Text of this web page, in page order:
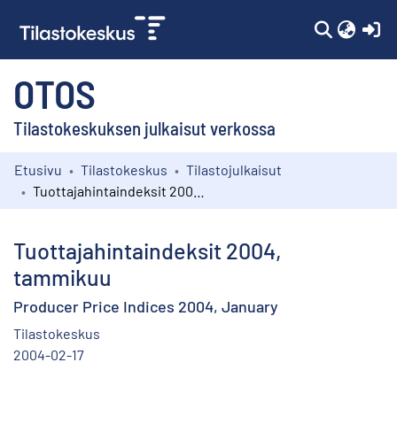
OTOS
Tilastokeskuksen julkaisut verkossa
Kokoelmat
Etusivu Tilastokeskus
Tilastojulkaisut
Tuottajahintaindeksit 2004,
tammikuu
Producer Price Indices 2004, January
Tilastokeskus
2004-02-17